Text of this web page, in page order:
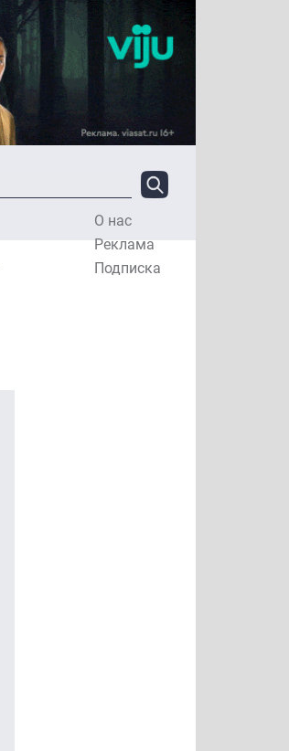
О нас
Реклама
Подписка